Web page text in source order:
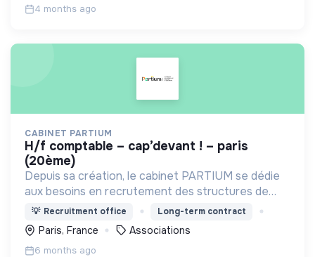
4 months ago
CABINET PARTIUM
h/f comptable – cap’devant ! – paris
(20ème)
Depuis sa création, le cabinet PARTIUM se dédie
aux besoins en recrutement des structures de
l'ESS, selon une démarche centrée à la fois sur
l'humain, les compétences, et une éthique
irréprochable.
💡 Recruitment office Long-term contract
Paris, France Associations
6 months ago